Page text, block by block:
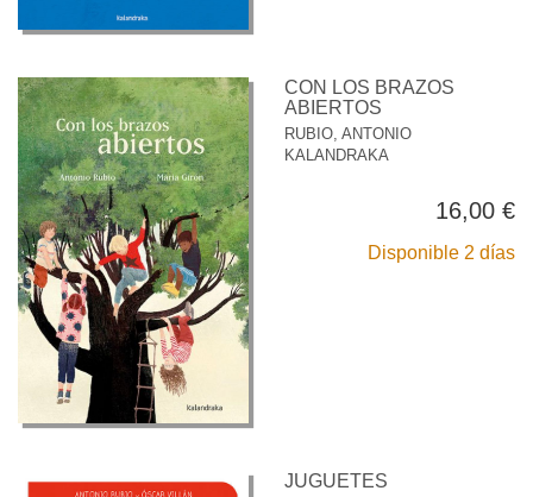
CON LOS BRAZOS
ABIERTOS
RUBIO, ANTONIO
KALANDRAKA
16,00 €
Disponible 2 días
JUGUETES